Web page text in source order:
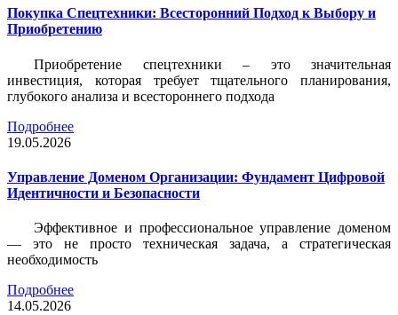
Покупка Спецтехники: Всесторонний Подход к Выбору и
Приобретению
Приобретение спецтехники – это значительная
инвестиция, которая требует тщательного планирования,
глубокого анализа и всестороннего подхода
Подробнее
19.05.2026
Управление Доменом Организации: Фундамент Цифровой
Идентичности и Безопасности
Эффективное и профессиональное управление доменом
— это не просто техническая задача, а стратегическая
необходимость
Подробнее
14.05.2026